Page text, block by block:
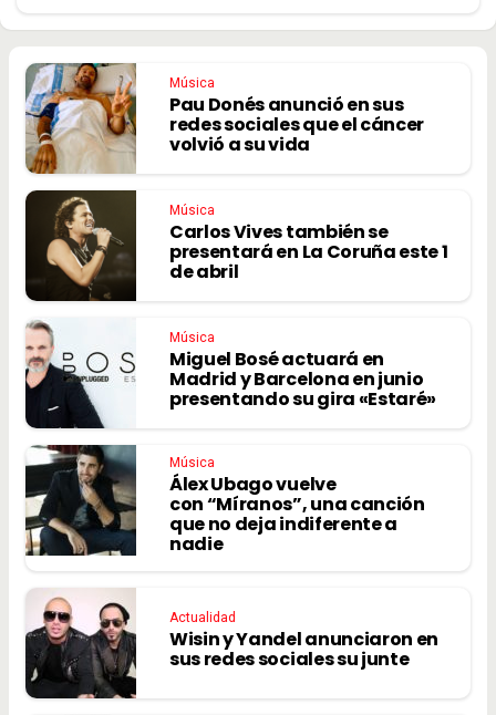
Música
Pau Donés anunció en sus
redes sociales que el cáncer
volvió a su vida
Música
Carlos Vives también se
presentará en La Coruña este 1
de abril
Música
Miguel Bosé actuará en
Madrid y Barcelona en junio
presentando su gira «Estaré»
Música
Álex Ubago vuelve
con “Míranos”, una canción
que no deja indiferente a
nadie
Actualidad
Wisin y Yandel anunciaron en
sus redes sociales su junte